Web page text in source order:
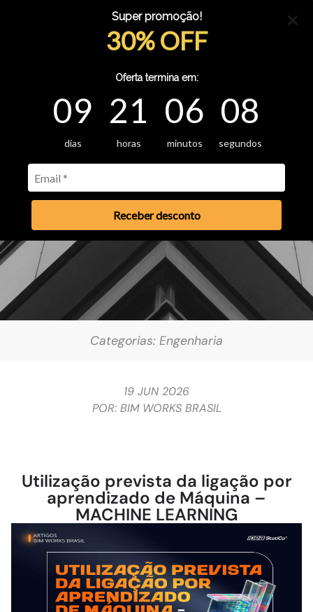
Super promoção!
30% OFF
Oferta termina em:
09
dias
21
horas
06
minutos
08
segundos
Receber desconto
Categorias: Engenharia
19 JUN 2026
POR:BIM WORKS BRASIL
Utilização prevista da ligação por
aprendizado de Máquina –
MACHINE LEARNING